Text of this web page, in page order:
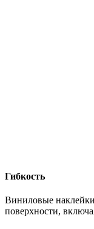
Гибкость
Виниловые
поверхности,